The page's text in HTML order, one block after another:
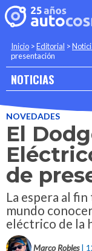
Inicio >Editorial >
presentación
NOTICIAS
NOVEDADES
El
de
La espera al
mundo
eléctrico de la
Marco Robles |